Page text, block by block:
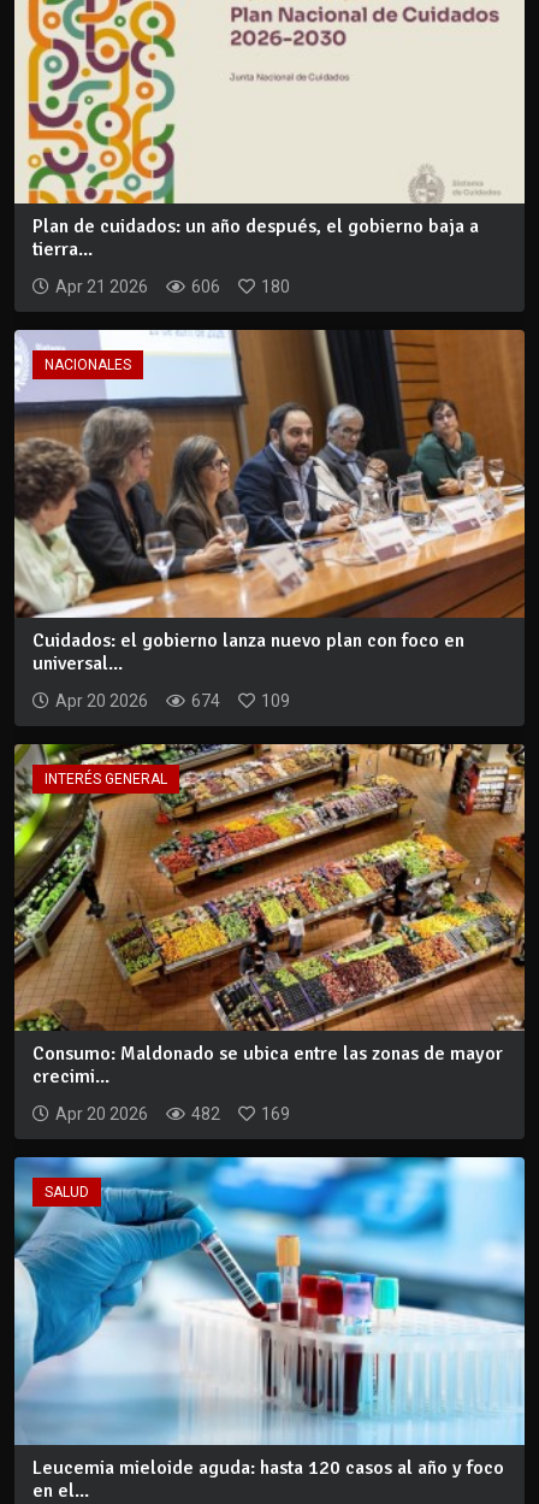
Plan de cuidados: un año después, el gobierno baja a
tierra...
Apr 21 2026 606 180
NACIONALES
Cuidados: el gobierno lanza nuevo plan con foco en
universal...
Apr 20 2026 674 109
INTERÉS GENERAL
Consumo: Maldonado se ubica entre las zonas de mayor
crecimi...
Apr 20 2026 482 169
SALUD
Leucemia mieloide aguda: hasta 120 casos al año y foco
en el...